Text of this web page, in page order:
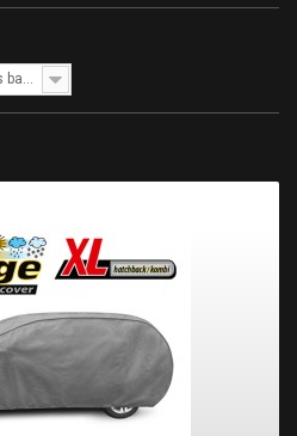
Referencia: más bajo primero